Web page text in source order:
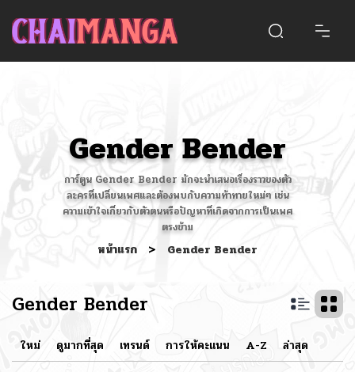
Gender Bender
การ์ตูน Gender Bender มักจะนำเสนอเรื่องราวของตัว
ละครที่เปลี่ยนเพศและต้องพบกับความท้าทายใหม่ๆ เช่น
ความเข้าใจเกี่ยวกับตัวตนหรือปัญหาที่เกิดจากการเป็นเพศ
ตรงข้าม
หน้าแรก > Gender Bender
Gender Bender
ใหม่ ดูมากที่สุด เทรนด์ การให้คะแนน A-Z ล่าสุด